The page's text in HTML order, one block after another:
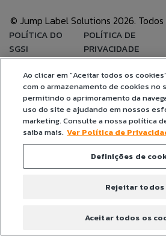
FALE CONOSO
CANAL DE ÉTICA
© Jump Label Solutions 2026.
POLÍTICA DO
SGSI
POLÍTICA DE
PRIVACIDADE
ANEXAR CURRÍCULO
Aceito que meus dados sejam
possibilitar que a Jump Label
contato com o titular dos dados
relacionamento e ações de seleção
Ao clicar em “Aceitar todos os
com o armazenamento de cookies no
permitindo o aprimoramento da
uso do site e ajudando em nossos
marketing. Consulte a nossa política
saiba mais. Ver Política de
Definições de
Rejeitar todos
Aceitar todos os